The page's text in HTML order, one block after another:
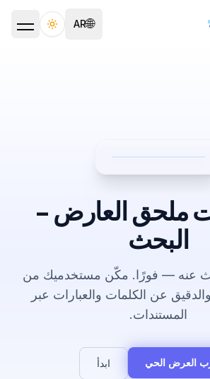
🌐
AR
theme
ملحق العارض –
البحث
عنه — فورًا. مكّن مستخدميك من
عن الكلمات والعبارات عبر
المستندات.
العرض الحي ابدأ